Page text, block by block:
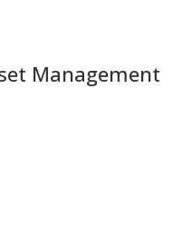
Management